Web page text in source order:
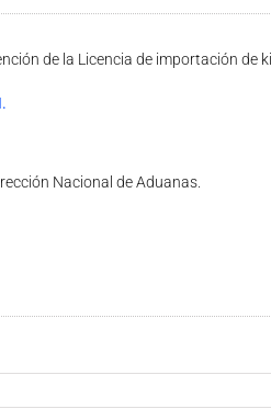
de la Licencia de importación
Nacional de Aduanas.